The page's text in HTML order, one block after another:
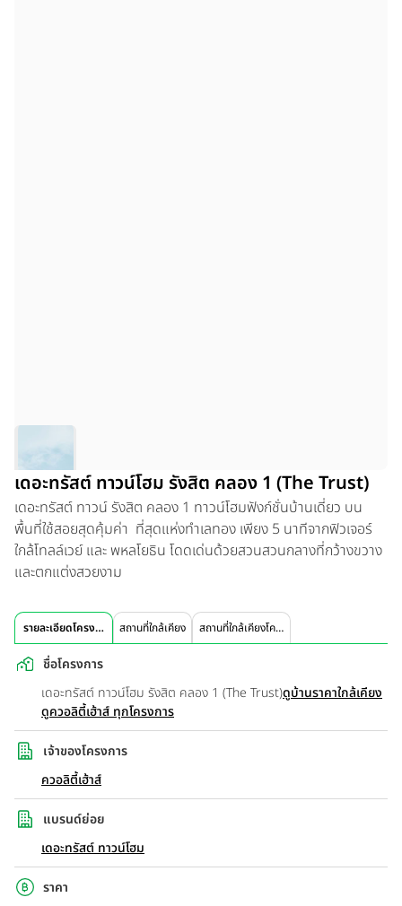
เดอะทรัสต์ ทาวน์โฮม รังสิต คลอง 1 (The Trust)
เดอะทรัสต์ ทาวน์ รังสิต คลอง 1 ทาวน์โฮมฟังก์ชั่นบ้านเดี่ยว บน
พื้นที่ใช้สอยสุดคุ้มค่า ที่สุดแห่งทำเลทอง เพียง 5 นาทีจากฟิวเจอร์
ใกล้โทลล์เวย์ และ พหลโยธิน โดดเด่นด้วยสวนสวนกลางที่กว้างขวาง
และตกแต่งสวยงาม
รายละเอียดโครงการ สถานที่ใกล้เคียง สถานที่ใกล้เคียงโครงการ
ชื่อโครงการ
เดอะทรัสต์ ทาวน์โฮม รังสิต คลอง 1 (The Trust)ดูบ้านราคาใกล้เคียง
ดูควอลิตี้เฮ้าส์ ทุกโครงการ
เจ้าของโครงการ
ควอลิตี้เฮ้าส์
แบรนด์ย่อย
เดอะทรัสต์ ทาวน์โฮม
ราคา